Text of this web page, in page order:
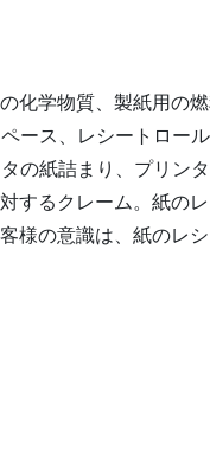
化学物質、製紙用の
ース、レシートロー
の紙詰まり、プリン
するクレーム。紙の
様の意識は、紙のレ